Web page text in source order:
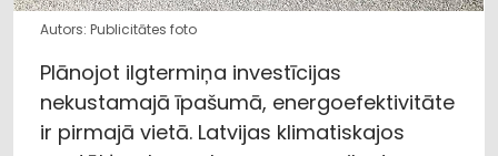
Autors: Publicitātes foto
Plānojot ilgtermiņa investīcijas
nekustamajā īpašumā, energoefektivitāte
ir pirmajā vietā. Latvijas klimatiskajos